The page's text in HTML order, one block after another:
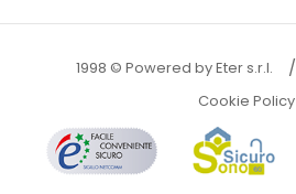
1998 © Powered by Eter s.r.l.
Cookie Policy